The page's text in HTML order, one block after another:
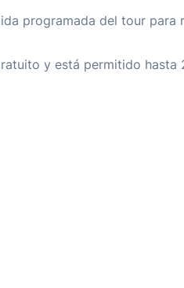
programada del tour para
y está permitido hasta